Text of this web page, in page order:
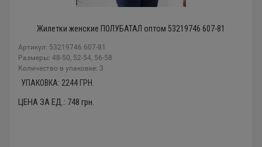
Жилетки женские ПОЛУБАТАЛ оптом 53219746 607-81
Артикул: 53219746 607-81
Размеры: 48-50, 52-54, 56-58
Количество в упаковке: 3
УПАКОВКА: 2244 ГРН.
ЦЕНА ЗА ЕД.: 748 грн.